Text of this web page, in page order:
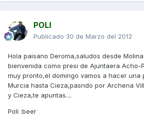
POLI
Publicado 30 de Marzo del 2012
Hola paisano Deroma,saludos desde
bienvenida como presi de Ajuntaera Acho-
muy pronto,el domingo vamos a hacer una
Murcia hasta Cieza,pasndo por Archena
y Cieza,te apuntas....
Poli :beer